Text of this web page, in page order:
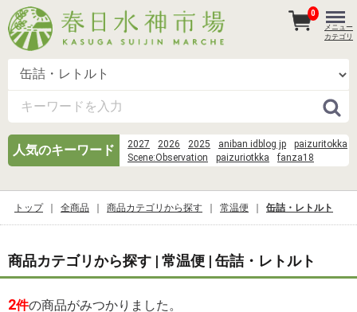
人気のキーワード 2027 2026 2025 aniban idblog jp
paizuritokka
Scene:Observation
paizuriotkka
fanza18
%E9%9D%92%E6%A3%AE
danbooru dress
danbooru huge
eachother)%2Cissei%2Cayako%2CKaede
%C4%B1%C5%9F%C4%B1n karacamp3 indir dur
0
メニュー
カテゴリ
トップ 全商品 商品カテゴリから探す 常温便 缶詰・レトルト
商品カテゴリから探す | 常温便 | 缶詰・レトルト
2件の商品がみつかりました。